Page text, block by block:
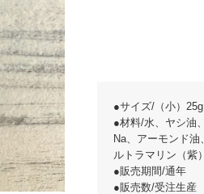
●サイズ/（小）
●材料/水、ヤシ油
Na、アーモンド
ルトラマリン（紫
●販売期間/通年
●販売数/受注生産